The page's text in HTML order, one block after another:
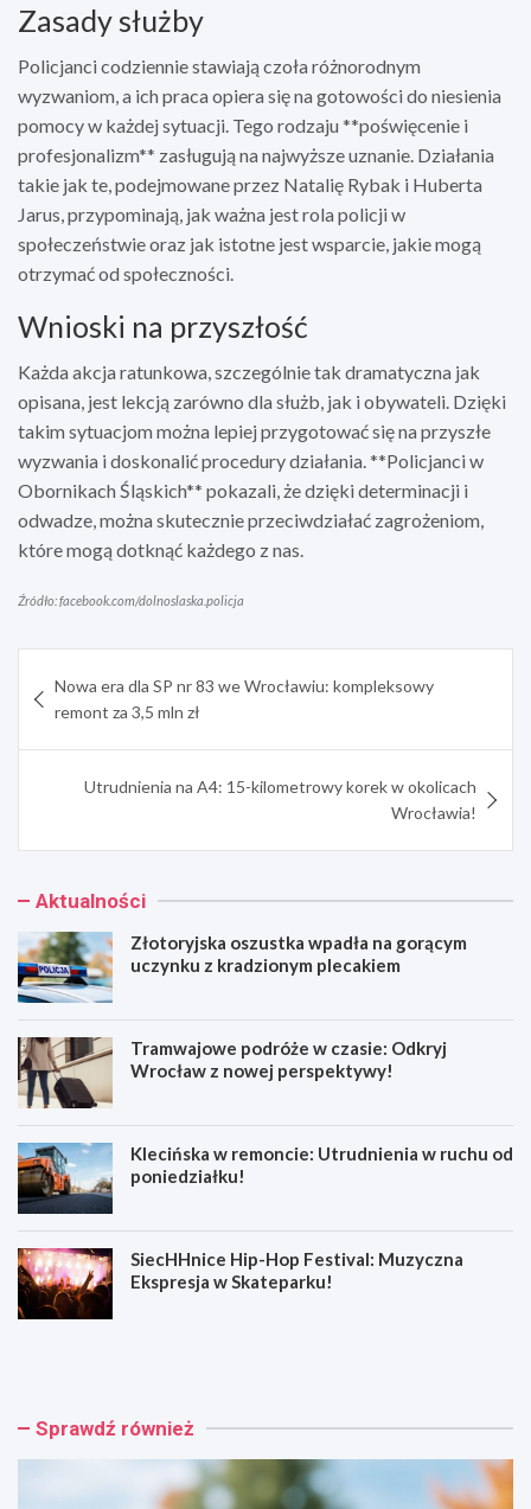
Zasady służby
Policjanci codziennie stawiają czoła różnorodnym
wyzwaniom, a ich praca opiera się na gotowości do niesienia
pomocy w każdej sytuacji. Tego rodzaju **poświęcenie i
profesjonalizm** zasługują na najwyższe uznanie. Działania
takie jak te, podejmowane przez Natalię Rybak i Huberta
Jarus, przypominają, jak ważna jest rola policji w
społeczeństwie oraz jak istotne jest wsparcie, jakie mogą
otrzymać od społeczności.
Wnioski na przyszłość
Każda akcja ratunkowa, szczególnie tak dramatyczna jak
opisana, jest lekcją zarówno dla służb, jak i obywateli. Dzięki
takim sytuacjom można lepiej przygotować się na przyszłe
wyzwania i doskonalić procedury działania. **Policjanci w
Obornikach Śląskich** pokazali, że dzięki determinacji i
odwadze, można skutecznie przeciwdziałać zagrożeniom,
które mogą dotknąć każdego z nas.
Źródło: facebook.com/dolnoslaska.policja
wpisu
Nowa era dla SP nr 83 we Wrocławiu: kompleksowy
remont za 3,5 mln zł
Utrudnienia na A4: 15-kilometrowy korek w okolicach
Wrocławia!
Aktualności
Złotoryjska oszustka wpadła na gorącym
uczynku z kradzionym plecakiem
Tramwajowe podróże w czasie: Odkryj
Wrocław z nowej perspektywy!
Klecińska w remoncie: Utrudnienia w ruchu od
poniedziałku!
SiecHHnice Hip-Hop Festival: Muzyczna
Ekspresja w Skateparku!
Z
r
T
a Sprawdź również